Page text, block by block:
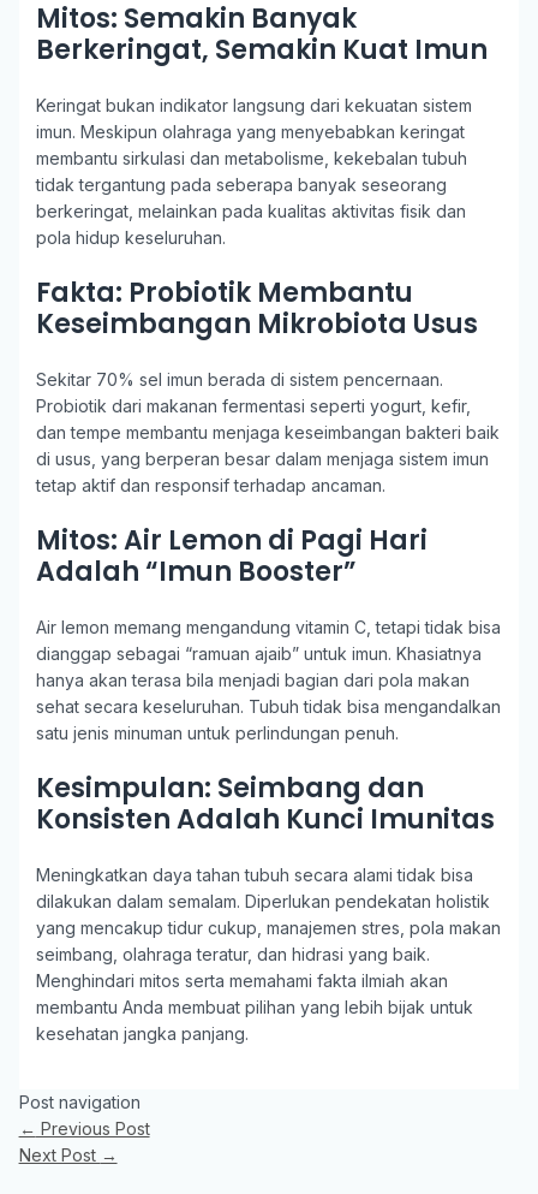
Mitos: Semakin Banyak
Berkeringat, Semakin Kuat Imun
Keringat bukan indikator langsung dari kekuatan sistem
imun. Meskipun olahraga yang menyebabkan keringat
membantu sirkulasi dan metabolisme, kekebalan tubuh
tidak tergantung pada seberapa banyak seseorang
berkeringat, melainkan pada kualitas aktivitas fisik dan
pola hidup keseluruhan.
Fakta: Probiotik Membantu
Keseimbangan Mikrobiota Usus
Sekitar 70% sel imun berada di sistem pencernaan.
Probiotik dari makanan fermentasi seperti yogurt, kefir,
dan tempe membantu menjaga keseimbangan bakteri baik
di usus, yang berperan besar dalam menjaga sistem imun
tetap aktif dan responsif terhadap ancaman.
Mitos: Air Lemon di Pagi Hari
Adalah “Imun Booster”
Air lemon memang mengandung vitamin C, tetapi tidak bisa
dianggap sebagai “ramuan ajaib” untuk imun. Khasiatnya
hanya akan terasa bila menjadi bagian dari pola makan
sehat secara keseluruhan. Tubuh tidak bisa mengandalkan
satu jenis minuman untuk perlindungan penuh.
Kesimpulan: Seimbang dan
Konsisten Adalah Kunci Imunitas
Meningkatkan daya tahan tubuh secara alami tidak bisa
dilakukan dalam semalam. Diperlukan pendekatan holistik
yang mencakup tidur cukup, manajemen stres, pola makan
seimbang, olahraga teratur, dan hidrasi yang baik.
Menghindari mitos serta memahami fakta ilmiah akan
membantu Anda membuat pilihan yang lebih bijak untuk
kesehatan jangka panjang.
Post navigation
← Previous Post
Next Post →